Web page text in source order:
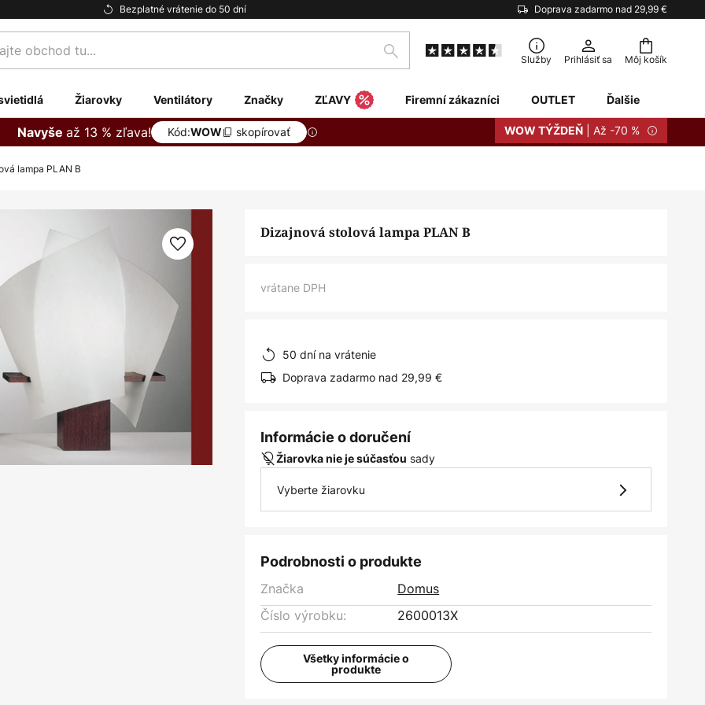
Bezplatné vrátenie do 50 dní Doprava zadarmo nad 29,99 €
Môj košík
Hľadať Služby Prihlásiť sa
Žiarovky Ventilátory Značky ZĽAVY Firemní zákazníci OUTLET Ďalšie
Navyše až 13 % zľava! Kód:WOW skopírovať WOW TÝŽDEŇ | Až -70 %
lampa PLAN B
Dizajnová stolová lampa PLAN B
vrátane DPH
50 dní na vrátenie
Doprava zadarmo nad 29,99 €
Informácie o doručení
Žiarovka nie je súčasťou sady
Vyberte žiarovku
Podrobnosti o produkte
Značka
Domus
Číslo výrobku:
2600013X
Všetky informácie o
produkte